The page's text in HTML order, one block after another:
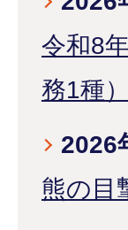
令和8
務1種
2026
熊の目